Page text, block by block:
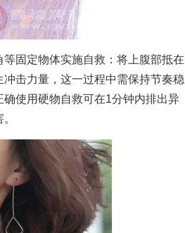
固定物体实施自救：将上腹部抵在
击力量，这一过程中需保持节奏稳
使用硬物自救可在1分钟内排出异